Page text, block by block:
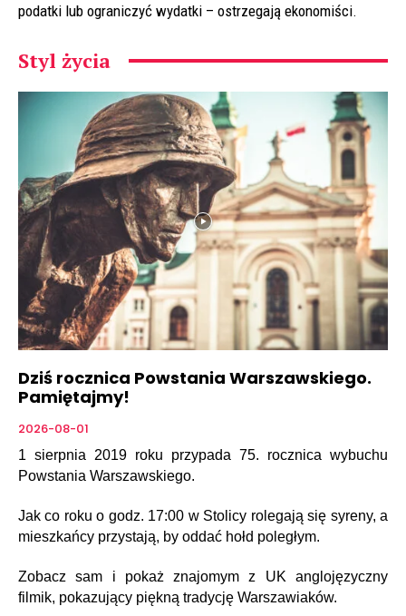
podatki lub ograniczyć wydatki – ostrzegają ekonomiści.
Styl życia
Dziś rocznica Powstania Warszawskiego.
Pamiętajmy!
2026-08-01
1 sierpnia 2019 roku przypada 75. rocznica wybuchu
Powstania Warszawskiego.
Jak co roku o godz. 17:00 w Stolicy rolegają się syreny, a
mieszkańcy przystają, by oddać hołd poległym.
Zobacz sam i pokaż znajomym z UK anglojęzyczny
filmik, pokazujący piękną tradycję Warszawiaków.